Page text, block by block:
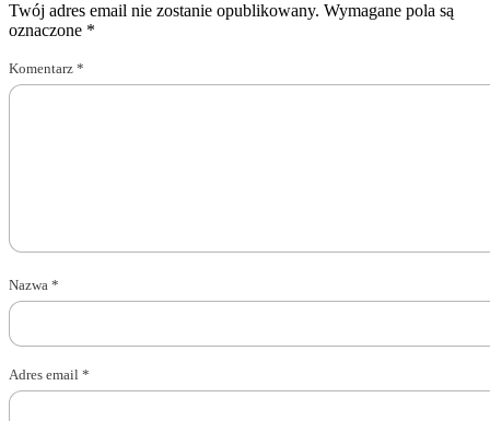
Twój adres email nie zostanie opublikowany. Wymagane pola są
oznaczone *
Komentarz *
Nazwa *
Adres email *